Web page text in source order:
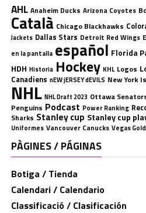
AHL Anaheim Ducks Arizona Coyotes
Català Chicago Blackhawks
Jackets Dallas Stars Detroit Red Wings
en la pantalla español Florida
HDH Historia Hockey KHL Logos
Canadiens nEW jERSEY dEVILS New York
NHL NHL Draft 2023 Ottawa
Penguins Podcast Power Ranking
Sharks Stanley cup Stanley cup
Uniformes Vancouver Canucks Vegas
PÀGINES / PÁGINAS
Botiga / Tienda
Calendari / Calendario
Classificació / Clasificación